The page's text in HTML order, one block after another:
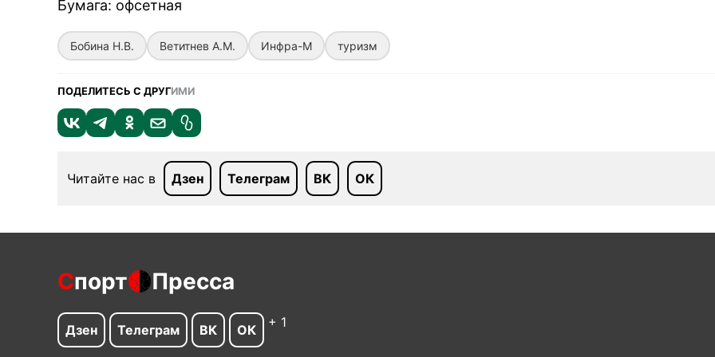
Бумага: офсетная
Бобина Н.В. Ветитнев А.М. Инфра-М туризм
ПОДЕЛИТЕСЬ С ДРУГИМИ
Читайте нас в Дзен Телеграм ВК ОК
Спорт Пресса
Дзен Телеграм ВК ОК + 1